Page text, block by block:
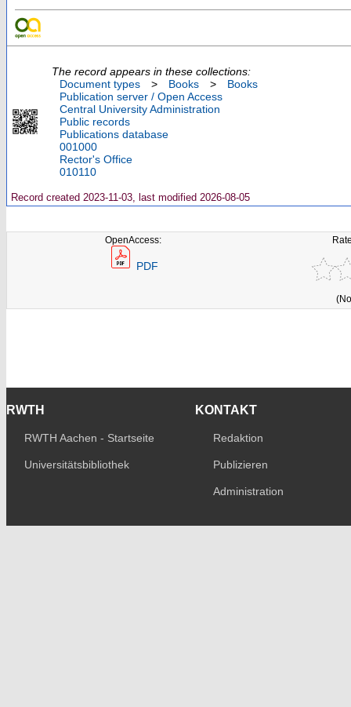
The record appears in these collections:
Document types
> Books >
Books
Publication server / Open Access
Central University Administration
Public records
Publications database
001000
Rector's Office
010110
Record created 2023-11-03, last modified 2026-08-05
OpenAccess:
PDF
RWTH
RWTH Aachen - Startseite
Universitätsbibliothek
KONTAKT
Redaktion
Publizieren
Administration